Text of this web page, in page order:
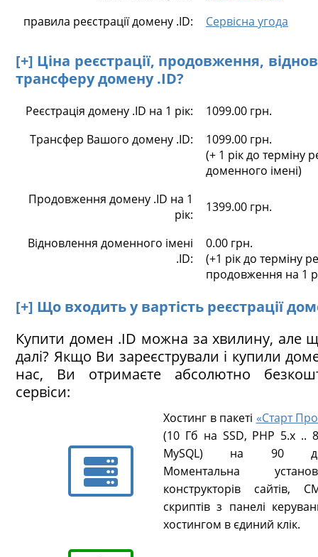
правила реєстрації домену .ID:
Сервісна угода
[+] Ціна реєстрації, продовження,
трансферу домену .ID?
Реєстрація домену .ID на 1 рік:
1099.00 грн.
Трансфер Вашого домену .ID:
1099.00 грн.
(+ 1 рік до терміну
доменного імені)
Продовження домену .ID на 1
рік:
1399.00 грн.
Відновлення доменного імені
.ID:
0.00 грн.
(+1 рік до терміну
продовження на 1
[+] Що входить у вартість реєстрації
Купити домен .ID можна за хвилину, але
далі? Якщо Ви зареєстрували і купили
нас, Ви отримаєте абсолютно
сервіси:
Хостинг в пакеті «Старт
(10 Гб на SSD, PHP 5.х ..
MySQL) на 90
Моментальна
конструкторів сайтів,
скриптів з панелі
хостингом в єдиний клік.